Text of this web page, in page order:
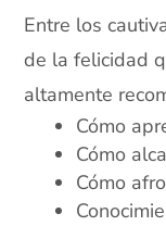
Entre los
de la felicidad
altamente
Cómo
Cómo
Cómo